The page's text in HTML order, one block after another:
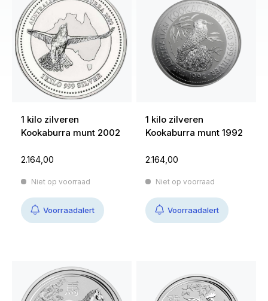
1 kilo zilveren
Kookaburra munt 2002
2.164,00
Niet op voorraad
Voorraadalert
1 kilo zilveren
Kookaburra munt 1992
2.164,00
Niet op voorraad
Voorraadalert